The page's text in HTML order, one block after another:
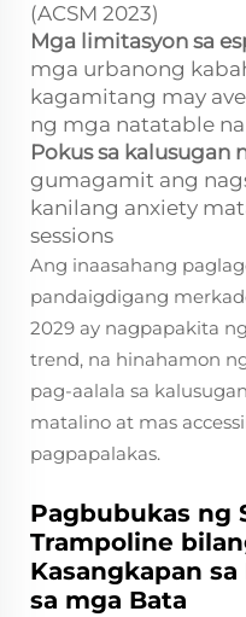
(ACSM 2023)
Mga limitasyon sa
mga urbanong
kagamitang may
ng mga natatable
Pokus sa kalusugan
gumagamit ang
kanilang anxiety
sessions
Ang inaasahang
pandaigdigang
2029 ay nagpapakita
trend, na hinahamon
pag-aalala sa
matalino at mas
pagpapalakas.
Pagbubukas ng
Trampoline
Kasangkapan
sa mga Bata